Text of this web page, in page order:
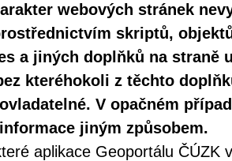
webových stránek
skriptů,
a jiných doplňků na straně
kteréhokoli z těchto
V opačném
jiným způsobem.
aplikace Geoportálu ČÚZK